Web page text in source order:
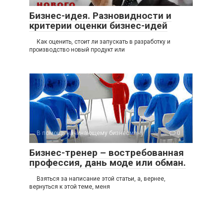
Бизнес-идея. Разновидности и
критерии оценки бизнес-идей
Как оценить, стоит ли запускать в разработку и
производство новый продукт или
В помощь начинающему бизнесмену 0
Бизнес-тренер – востребованная
профессия, дань моде или обман.
Взяться за написание этой статьи, а, вернее,
вернуться к этой теме, меня